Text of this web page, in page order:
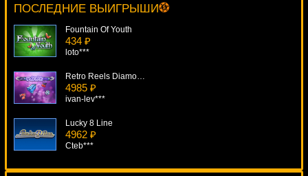
ПОСЛЕДНИЕ ВЫИГРЫШИ
Gamer***
Fountain Of Youth
434 ₽
loto***
Retro Reels Diamond Glitz
4985 ₽
ivan-lev***
Lucky 8 Line
4962 ₽
Cteb***
Wild Wolf